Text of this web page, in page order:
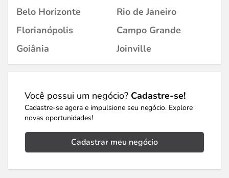
Belo Horizonte
Rio de Janeiro
Florianópolis
Campo Grande
Goiânia
Joinville
Você possui um negócio? Cadastre-se!
Cadastre-se agora e impulsione seu negócio. Explore
novas oportunidades!
Cadastrar meu negócio